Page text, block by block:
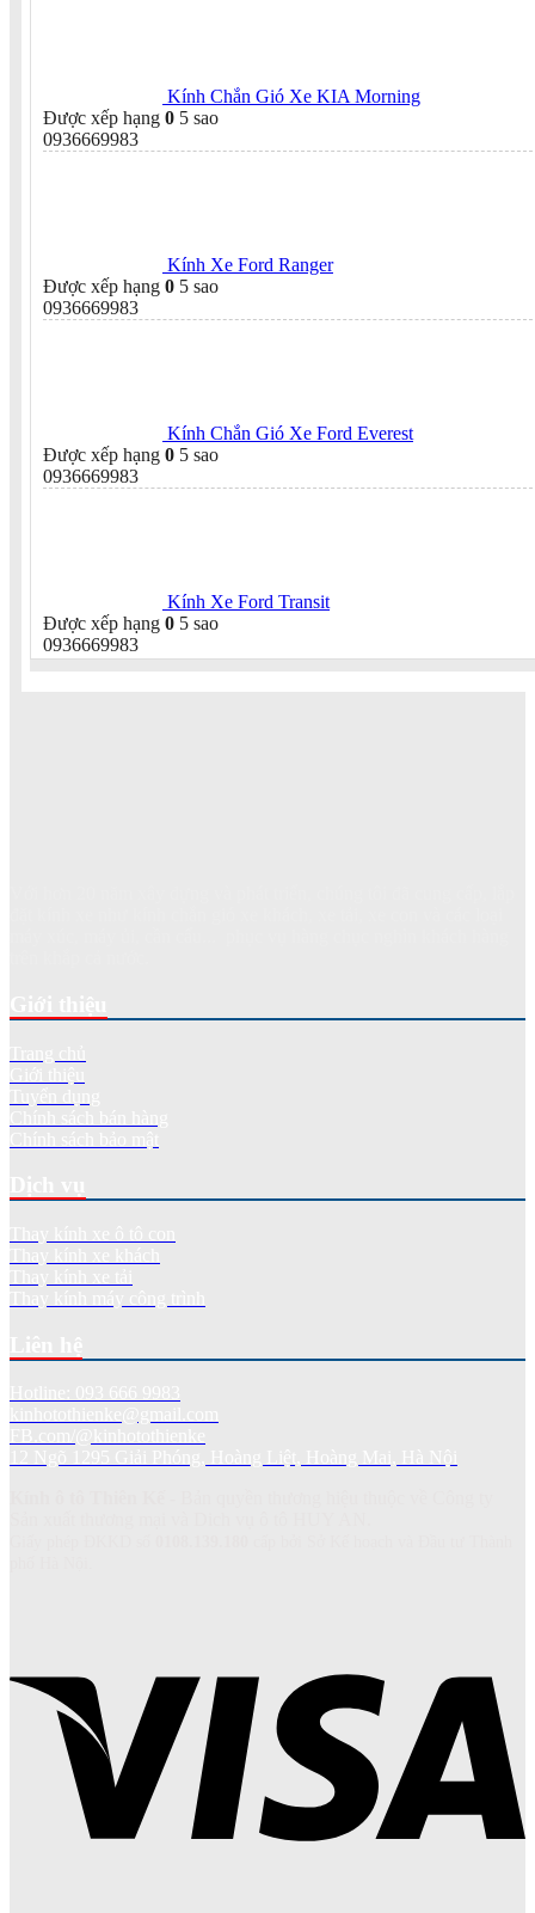
Kính Chắn Gió Xe KIA Morning
Được xếp hạng 0 5 sao
0936669983
Kính Xe Ford Ranger
Được xếp hạng 0 5 sao
0936669983
Kính Chắn Gió Xe Ford Everest
Được xếp hạng 0 5 sao
0936669983
Kính Xe Ford Transit
Được xếp hạng 0 5 sao
0936669983